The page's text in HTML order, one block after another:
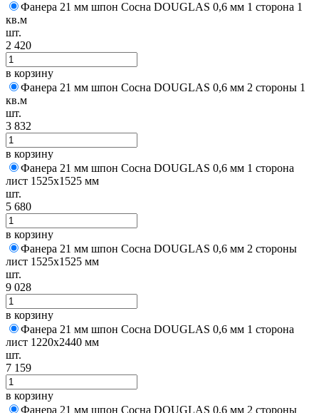
Фанера 21 мм шпон Сосна DOUGLAS 0,6 мм 1 сторона 1
кв.м
шт.
2 420
в корзину
Фанера 21 мм шпон Сосна DOUGLAS 0,6 мм 2 стороны 1
кв.м
шт.
3 832
в корзину
Фанера 21 мм шпон Сосна DOUGLAS 0,6 мм 1 сторона
лист 1525х1525 мм
шт.
5 680
в корзину
Фанера 21 мм шпон Сосна DOUGLAS 0,6 мм 2 стороны
лист 1525х1525 мм
шт.
9 028
в корзину
Фанера 21 мм шпон Сосна DOUGLAS 0,6 мм 1 сторона
лист 1220х2440 мм
шт.
7 159
в корзину
Фанера 21 мм шпон Сосна DOUGLAS 0,6 мм 2 стороны